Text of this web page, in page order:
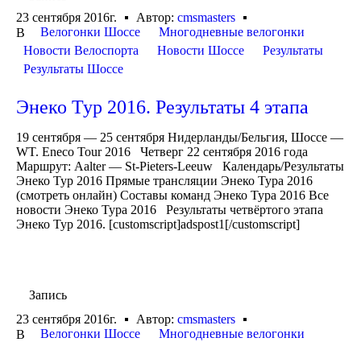
23 сентября 2016г.
Автор: cmsmasters
В
Велогонки Шоссе
Многодневные велогонки
Новости Велоспорта
Новости Шоссе
Результаты
Результаты Шоссе
Энеко Тур 2016. Результаты 4 этапа
19 сентября — 25 сентября Нидерланды/Бельгия, Шоссе —
WT. Eneco Tour 2016 Четверг 22 сентября 2016 года
Маршрут: Aalter — St-Pieters-Leeuw Календарь/Результаты
Энеко Тур 2016 Прямые трансляции Энеко Тура 2016
(смотреть онлайн) Составы команд Энеко Тура 2016 Все
новости Энеко Тура 2016 Результаты четвёртого этапа
Энеко Тур 2016. [customscript]adspost1[/customscript]
Запись
23 сентября 2016г.
Автор: cmsmasters
В
Велогонки Шоссе
Многодневные велогонки